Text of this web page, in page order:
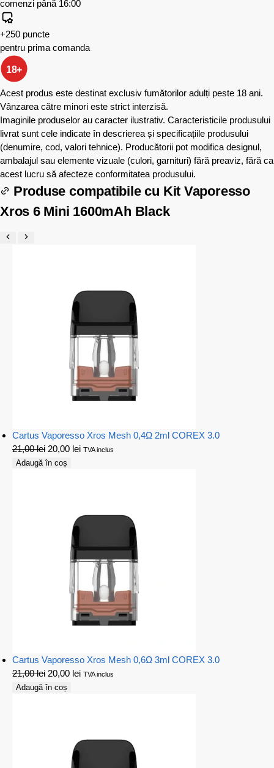
comenzi până 16:00
+250 puncte
pentru prima comanda
18+
Acest produs este destinat exclusiv fumătorilor adulți peste 18 ani.
Vânzarea către minori este strict interzisă.
Imaginile produselor au caracter ilustrativ. Caracteristicile produsului
livrat sunt cele indicate în descrierea și specificațiile produsului
(denumire, cod, valori tehnice). Producătorii pot modifica designul,
ambalajul sau elemente vizuale (culori, garnituri) fără preaviz, fără ca
acest lucru să afecteze conformitatea produsului.
Produse compatibile cu Kit Vaporesso
Xros 6 Mini 1600mAh Black
Cartus Vaporesso Xros Mesh 0,4Ω 2ml COREX 3.0
21,00lei 20,00 lei TVA inclus
Adaugă în coș
Cartus Vaporesso Xros Mesh 0,6Ω 3ml COREX 3.0
21,00lei 20,00 lei TVA inclus
Adaugă în coș